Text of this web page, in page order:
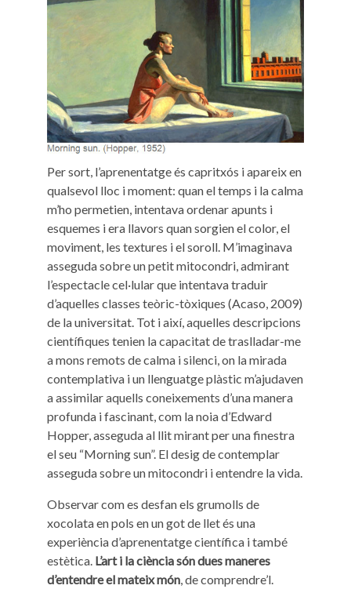
Per sort, l’aprenentatge és capritxós i apareix en
qualsevol lloc i moment: quan el temps i la calma
m’ho permetien, intentava ordenar apunts i
esquemes i era llavors quan sorgien el color, el
moviment, les textures i el soroll. M’imaginava
asseguda sobre un petit mitocondri, admirant
l’espectacle cel·lular que intentava traduir
d’aquelles classes teòric-tòxiques (Acaso, 2009)
de la universitat. Tot i així, aquelles descripcions
científiques tenien la capacitat de traslladar-me
a mons remots de calma i silenci, on la mirada
contemplativa i un llenguatge plàstic m’ajudaven
a assimilar aquells coneixements d’una manera
profunda i fascinant, com la noia d’Edward
Hopper, asseguda al llit mirant per una finestra
el seu “Morning sun”. El desig de contemplar
asseguda sobre un mitocondri i entendre la vida.
Observar com es desfan els grumolls de
xocolata en pols en un got de llet és una
experiència d’aprenentatge científica i també
estètica. L’art i la ciència són dues maneres
d’entendre el mateix món , de comprendre’l.